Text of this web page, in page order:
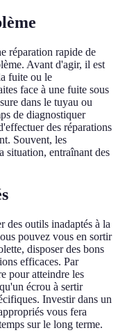
réparation rapide de
Avant d'agir, il est
fuite ou le
face à une fuite sous
dans le tuyau ou
de diagnostiquer
des réparations
Souvent, les
situation, entraînant des
des outils inadaptés à la
pouvez vous en sortir
disposer des bons
efficaces. Par
pour atteindre les
écrou à sertir
Investir dans un
vous fera
sur le long terme.